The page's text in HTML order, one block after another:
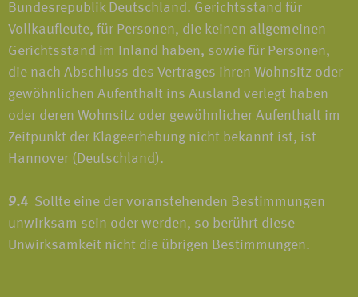
Bundesrepublik Deutschland. Gerichtsstand für
Vollkaufleute, für Personen, die keinen allgemeinen
Gerichtsstand im Inland haben, sowie für Personen,
die nach Abschluss des Vertrages ihren Wohnsitz oder
gewöhnlichen Aufenthalt ins Ausland verlegt haben
oder deren Wohnsitz oder gewöhnlicher Aufenthalt im
Zeitpunkt der Klageerhebung nicht bekannt ist, ist
Hannover (Deutschland).
9.4 Sollte eine der voranstehenden Bestimmungen
unwirksam sein oder werden, so berührt diese
Unwirksamkeit nicht die übrigen Bestimmungen.